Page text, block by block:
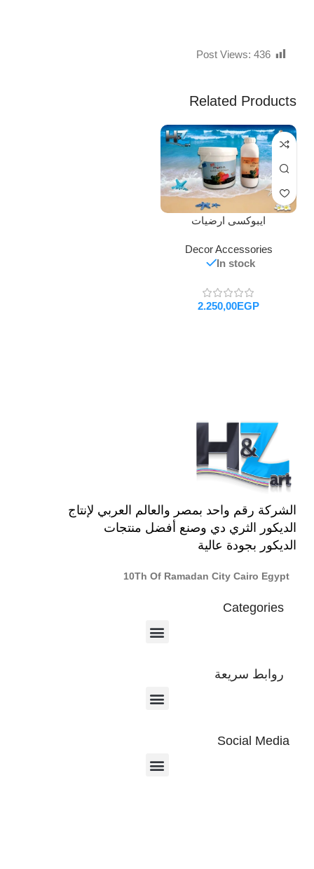
Post Views: 436
Related Products
ايبوكسى ارضيات
Decor Accessories
In stock
EGP
الشركة رقم واحد بمصر والعالم العربي لإنتاج
الديكور الثري دي وصنع أفضل منتجات
الديكور بجودة عالية
10Th Of Ramadan City Cairo Egypt
Categories
روابط سريعة
Social Media